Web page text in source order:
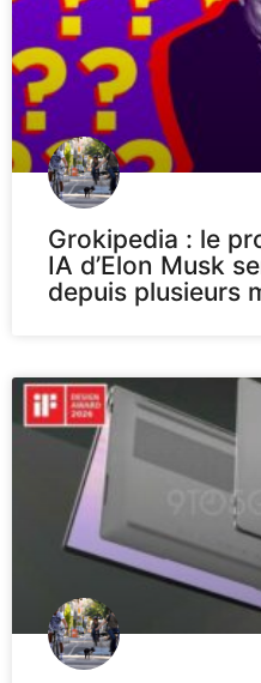
Grokipedia : le
IA d’Elon Musk
depuis plusieurs